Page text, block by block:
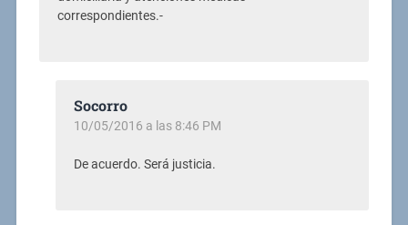
correspondientes.-
Socorro
10/05/2016 a las 8:46 PM
De acuerdo. Será justicia.